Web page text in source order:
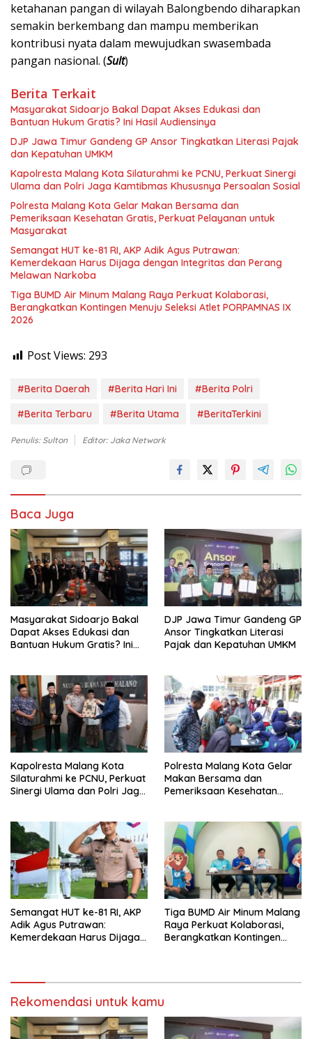
ketahanan pangan di wilayah Balongbendo diharapkan
semakin berkembang dan mampu memberikan
kontribusi nyata dalam mewujudkan swasembada
pangan nasional. (Sult)
Berita Terkait
Masyarakat Sidoarjo Bakal Dapat Akses Edukasi dan
Bantuan Hukum Gratis? Ini Hasil Audiensinya
DJP Jawa Timur Gandeng GP Ansor Tingkatkan Literasi Pajak
dan Kepatuhan UMKM
Kapolresta Malang Kota Silaturahmi ke PCNU, Perkuat Sinergi
Ulama dan Polri Jaga Kamtibmas Khususnya Persoalan Sosial
Polresta Malang Kota Gelar Makan Bersama dan
Pemeriksaan Kesehatan Gratis, Perkuat Pelayanan untuk
Masyarakat
Semangat HUT ke-81 RI, AKP Adik Agus Putrawan:
Kemerdekaan Harus Dijaga dengan Integritas dan Perang
Melawan Narkoba
Tiga BUMD Air Minum Malang Raya Perkuat Kolaborasi,
Berangkatkan Kontingen Menuju Seleksi Atlet PORPAMNAS IX
2026
Post Views: 293
#Berita Daerah #Berita Hari Ini
#Berita Polri
#Berita Terbaru
#Berita Utama #BeritaTerkini
Penulis: Sulton Editor: Jaka Network
Baca Juga
Masyarakat Sidoarjo Bakal
Dapat Akses Edukasi dan
Bantuan Hukum Gratis? Ini
DJP Jawa Timur Gandeng GP
Ansor Tingkatkan Literasi
Pajak dan Kepatuhan UMKM
Kapolresta Malang Kota
Silaturahmi ke PCNU, Perkuat
Sinergi Ulama dan Polri Jaga
Polresta Malang Kota Gelar
Makan Bersama dan
Pemeriksaan Kesehatan
Semangat HUT ke-81 RI, AKP
Adik Agus Putrawan:
Kemerdekaan Harus Dijaga
Tiga BUMD Air Minum Malang
Raya Perkuat Kolaborasi,
Berangkatkan Kontingen
Rekomendasi untuk kamu